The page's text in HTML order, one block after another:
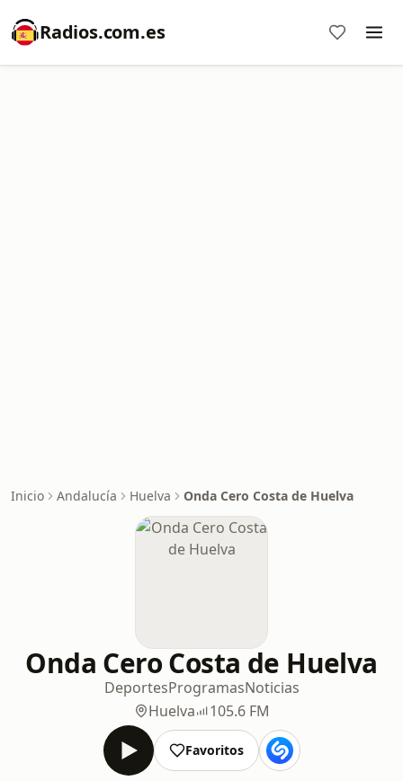
Radios.com.es
Inicio Andalucía Huelva Onda Cero Costa de Huelva
Onda Cero Costa de Huelva
DeportesProgramasNoticias
Huelva
105.6 FM
Favoritos